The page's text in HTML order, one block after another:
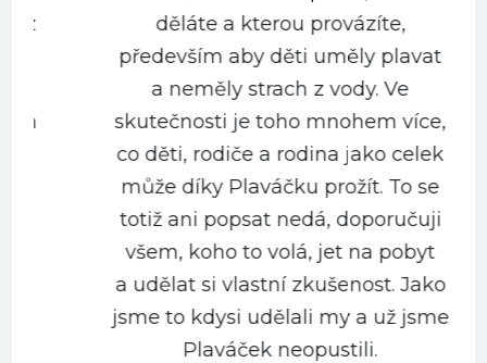
děláte a kterou provázíte,
především aby děti uměly plavat
a neměly strach z vody. Ve
skutečnosti je toho mnohem více,
co děti, rodiče a rodina jako celek
může díky Plaváčku prožít. To se
totiž ani popsat nedá, doporučuji
všem, koho to volá, jet na pobyt
a udělat si vlastní zkušenost. Jako
jsme to kdysi udělali my a už jsme
Plaváček neopustili.